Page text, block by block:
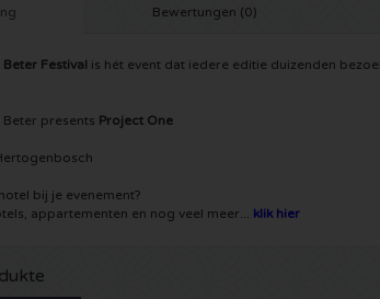
Bewertungen (0)
Festival is hét event dat iedere editie duizenden
presents Project One
bij je evenement?
appartementen en nog veel meer... klik hier